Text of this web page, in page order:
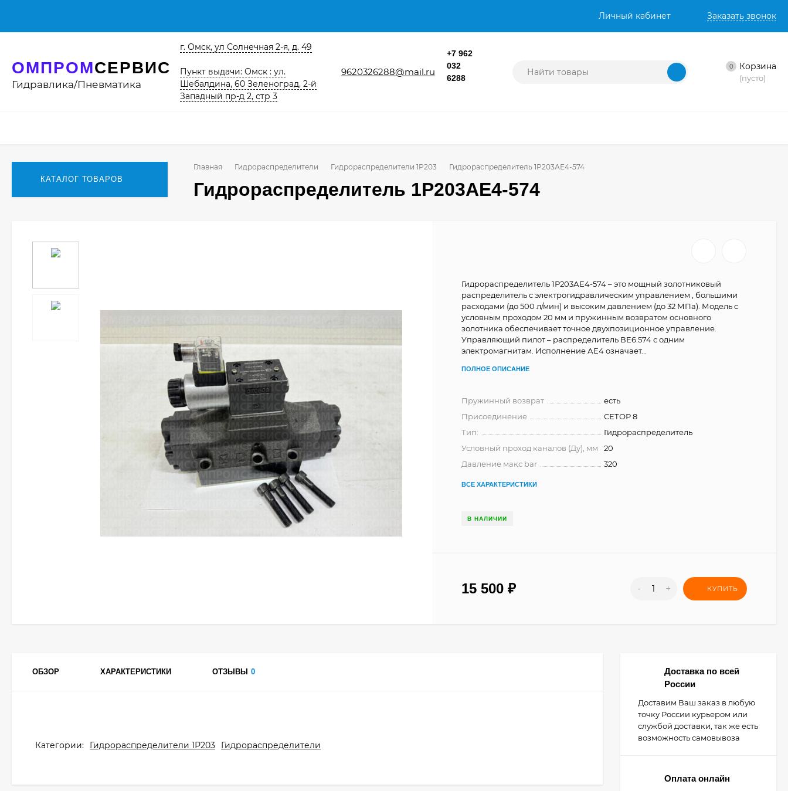
Личный кабинет Заказать звонок
ОМПРОМСЕРВИС
Гидравлика/Пневматика
г. Омск, ул Солнечная 2-я, д. 49
Пункт выдачи: Омск : ул.
Шебалдина, 60 Зеленоград, 2-й
Западный пр-д 2, стр 3
9620326288@mail.ru
+7 962
032
6288
0 Корзина
(пусто)
КАТАЛОГ ТОВАРОВ
Главная Гидрораспределители Гидрораспределители 1Р203 Гидрораспределитель 1Р203АЕ4-574
Гидрораспределитель 1Р203АЕ4-574
Гидрораспределитель 1Р203АЕ4-574 – это мощный золотниковый
распределитель с электрогидравлическим управлением , большими
расходами (до 500 л/мин) и высоким давлением (до 32 МПа). Модель с
условным проходом 20 мм и пружинным возвратом основного
золотника обеспечивает точное двухпозиционное управление.
Управляющий пилот – распределитель ВЕ6.574 с одним
электромагнитам. Исполнение АЕ4 означает...
ПОЛНОЕ ОПИСАНИЕ
Пружинный возврат
есть
Присоединение
СЕТОР 8
Тип:
Гидрораспределитель
Условный проход каналов (Ду), мм
20
Давление макс bar
320
ВСЕ ХАРАКТЕРИСТИКИ
В НАЛИЧИИ
15 500₽ - + КУПИТЬ
ОБЗОР ХАРАКТЕРИСТИКИ ОТЗЫВЫ 0
Категории: Гидрораспределители 1Р203 Гидрораспределители
Доставка по всей
России
Доставим Ваш заказ в любую
точку России курьером или
службой доставки, так же есть
возможность самовывоза
Оплата онлайн